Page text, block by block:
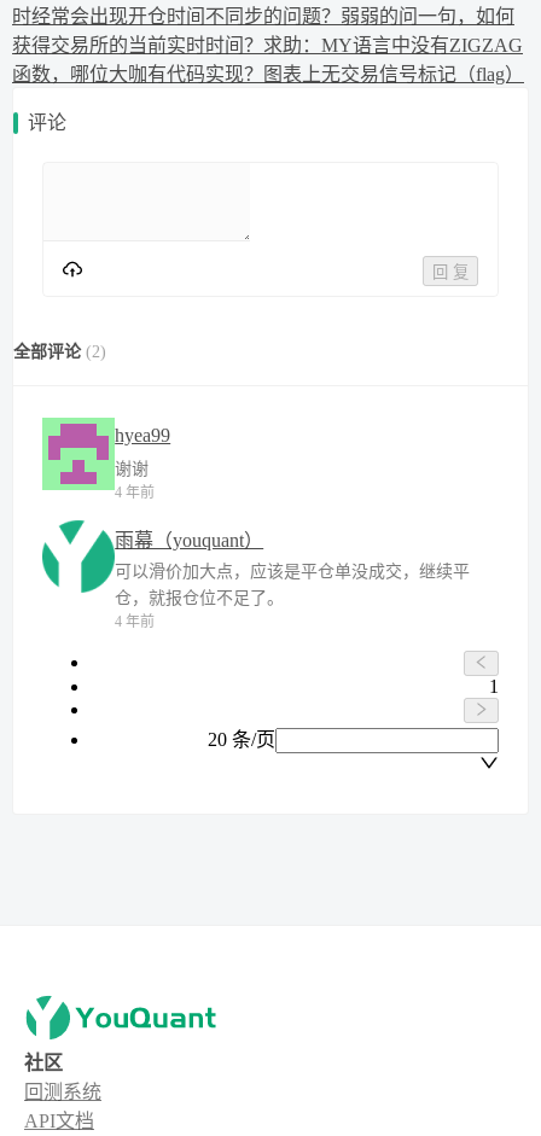
时经常会出现开仓时间不同步的问题？ 弱弱的问一句，如何
获得交易所的当前实时时间？ 求助：MY语言中没有ZIGZAG
函数，哪位大咖有代码实现？
图表上无交易信号标记（flag）
评论
回 复
全部评论 (2)
hyea99
谢谢
4 年前
雨幕（youquant）
可以滑价加大点，应该是平仓单没成交，继续平
仓，就报仓位不足了。
4 年前
1
20 条/页
社区
回测系统
API文档